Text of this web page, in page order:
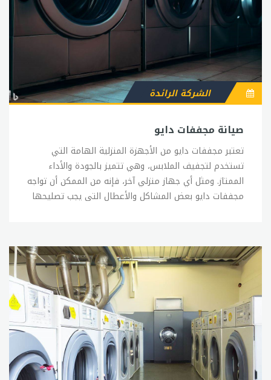
صيانة مجففات دايو
الشركة الرائدة
تعتبر مجففات دايو من الأجهزة المنزلية الهامة التي
تستخدم لتجفيف الملابس، وهي تتميز بالجودة والأداء
الممتاز. ومثل أي جهاز منزلي آخر، فإنه من الممكن أن تواجه
مجففات دايو بعض المشاكل والأعطال التي يجب تصليحها
الغبار والشعر والأوساخ الأخرى التي قد تؤثر على أداء
المجفف وتسبب انسدادًا في الهواء. يجب تنظيف الفلتر بعد
كل استخدام، ويمكن استخدام فرشاة ناعمة أو الماء
لتنظيفه. 2- تنظيف مجرى الهواء: يجب تنظيف مجرى
الهواء الذي يخرج من المجفف بشكل دوري، وذلك لتجنب
تراكم الأوساخ والغبار فيه والذي يؤثر على تدفق الهواء
وأداء المجفف. يمكن استخدام فرشاة ناعمة أو مكنسة
لتنظيف مجرى الهواء. 3- تنظيف الأنابيب: يجب تنظيف